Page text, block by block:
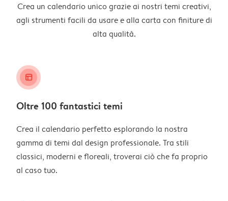
Crea un calendario unico grazie ai nostri temi creativi,
agli strumenti facili da usare e alla carta con finiture di
alta qualità.
layout_alt
Oltre 100 fantastici temi
Crea il calendario perfetto esplorando la nostra
gamma di temi dal design professionale. Tra stili
classici, moderni e floreali, troverai ciò che fa proprio
al caso tuo.